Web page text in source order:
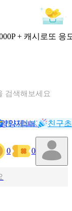
+ 캐시로또 응
검색해보세요
영양제NEW기록
캐시리뷰 친구
0 0